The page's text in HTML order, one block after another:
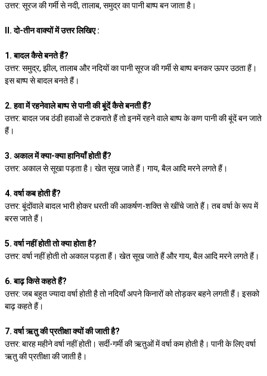
उत्तर: सूरज की गर्मी से नदी, तालाब, समुद्र का पानी बाष्प बन जाता है।
II. दो-तीन वाक्यों में उत्तर लिखिए :
1. बादल कैसे बनते हैं?
उत्तर: समुद्र, झील, तालाब और नदियों का पानी सूरज की गर्मी से बाष्प बनकर ऊपर उठता हैं।
इस बाष्प से बादल बनते हैं।
2. हवा में रहनेवाले बाष्प से पानी की बूंदें कैसे बनती हैं?
उत्तर: बादल जब ठंडी हवाओं से टकराते हैं तो इनमें रहने वाले बाष्प के कण पानी की बूंदें बन जाते
हैं।
3. अकाल में क्या-क्या हानियाँ होती हैं?
उत्तर: अकाल से सूखा पड़ता है। खेत सूख जाते हैं। गाय, बैल आदि मरने लगते हैं।
4. वर्षा कब होती हैं?
उत्तर: बूंदोंवाले बादल भारी होकर धरती की आकर्षण-शक्ति से खींचे जाते हैं। तब वर्षा के रूप में
बरस जाते हैं।
5. वर्षा नहीं होती तो क्या होता है?
उत्तर: वर्षा नहीं होती तो अकाल पड़ता हैं। खेत सूख जाते हैं और गाय, बैल आदि मरने लगते हैं।
6. बाढ़ किसे कहते हैं?
उत्तर: जब बहुत ज्यादा वर्षा होती है तो नदियाँ अपने किनारों को तोड़कर बहने लगती हैं। इसको
बाढ़ कहते हैं।
7. वर्षा ऋतु की प्रतीक्षा क्यों की जाती है?
उत्तर: बारह महीने वर्षा नहीं होती। सर्दी-गर्मी की ऋतुओं में वर्षा कम होती है। पानी के लिए वर्षा
ऋतु की प्रतीक्षा की जाती है।